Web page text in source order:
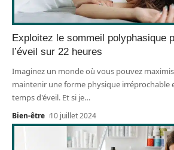
Exploitez le sommeil polyphasique
l’éveil sur 22 heures
Imaginez un monde où vous pouvez
maintenir une forme physique irréprochable
temps d'éveil. Et si je…
Bien-être 10 juillet 2024